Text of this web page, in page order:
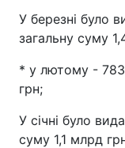
У березні було
загальну суму
* у лютому - 783
грн;
У січні було
суму 1,1 млрд